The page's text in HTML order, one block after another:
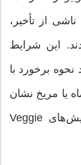
از تأخیر،
این شرایط
برخورد با
یا مریخ نشان
دهد که در نهایت هدف مجموعه آزمایش‌های Veggie